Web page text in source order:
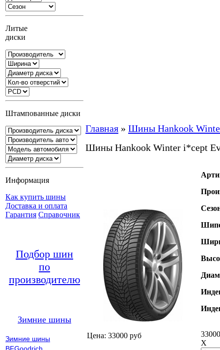
Литые
диски
Штампованные диски
Информация
Как купить шины
Доставка и оплата
Гарантия Справочник
Подбор шин
по
производителю
Зимние шины
Зимние шины
Главная » Шины Hankook
Шины Hankook Winter i*cept
Цена: 33000 руб
X